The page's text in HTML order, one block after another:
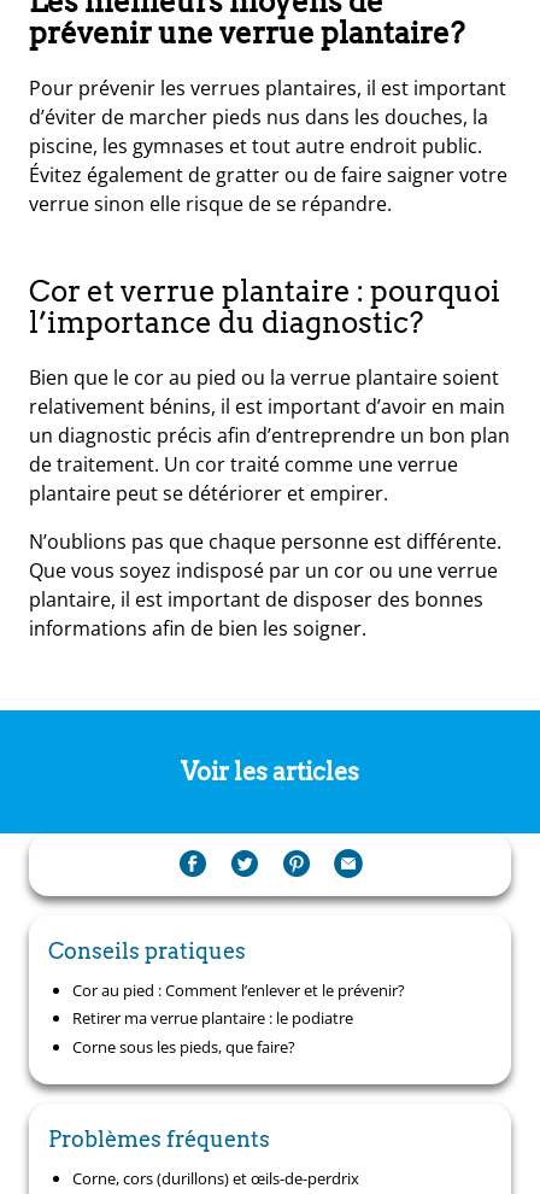
prévenir une verrue plantaire?
Pour prévenir les verrues plantaires, il est important
d’éviter de marcher pieds nus dans les douches, la
piscine, les gymnases et tout autre endroit public.
Évitez également de gratter ou de faire saigner votre
verrue sinon elle risque de se répandre.
Cor et verrue plantaire : pourquoi
l’importance du diagnostic?
Bien que le cor au pied ou la verrue plantaire soient
relativement bénins, il est important d’avoir en main
un diagnostic précis afin d’entreprendre un bon plan
de traitement. Un cor traité comme une verrue
plantaire peut se détériorer et empirer.
N’oublions pas que chaque personne est différente.
Que vous soyez indisposé par un cor ou une verrue
plantaire, il est important de disposer des bonnes
informations afin de bien les soigner.
Voir les articles
Conseils pratiques
Cor au pied : Comment l’enlever et le prévenir?
Retirer ma verrue plantaire : le podiatre
Corne sous les pieds, que faire?
Problèmes fréquents
Corne, cors (durillons) et œils-de-perdrix